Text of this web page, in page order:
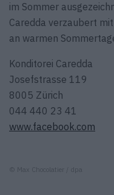
im Sommer
Caredda verzaubert
an warmen
Konditorei Caredda
Josefstrasse 119
8005 Zürich
044 440 23 41
www.facebook.com
© Max Chocolatier / dpa